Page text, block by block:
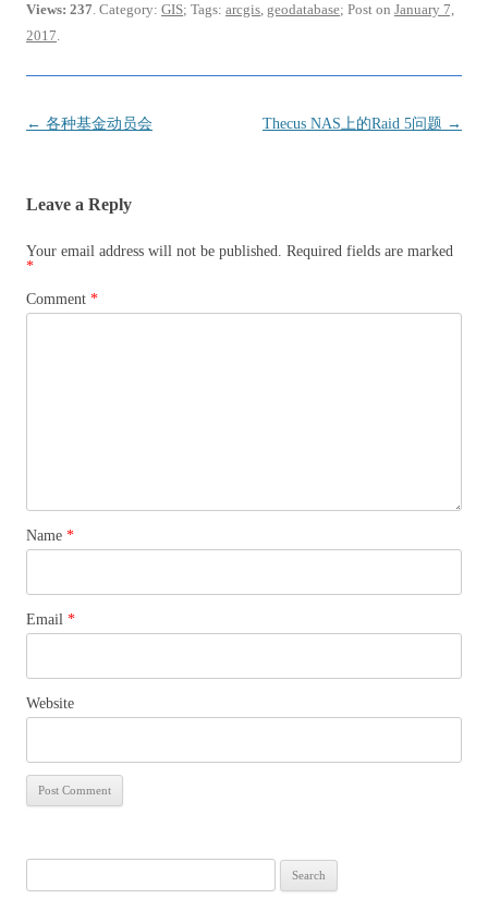
Views: 237. Category: GIS; Tags: arcgis, geodatabase; Post on January 7,
2017.
Post
← 各种基金动员会 Thecus NAS上的Raid 5问题 →
Leave a Reply
Your email address will not be published. Required fields are marked
*
Comment *
Name *
Email *
Website
for: